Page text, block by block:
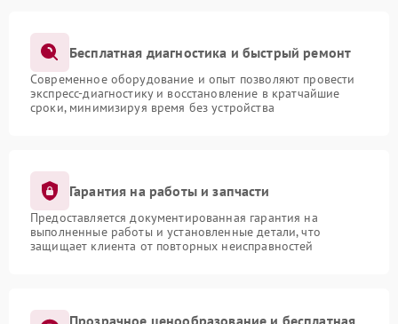
Бесплатная диагностика и быстрый ремонт
Современное оборудование и опыт позволяют провести
экспресс-диагностику и восстановление в кратчайшие
сроки, минимизируя время без устройства
Гарантия на работы и запчасти
Предоставляется документированная гарантия на
выполненные работы и установленные детали, что
защищает клиента от повторных неисправностей
Прозрачное ценообразование и бесплатная